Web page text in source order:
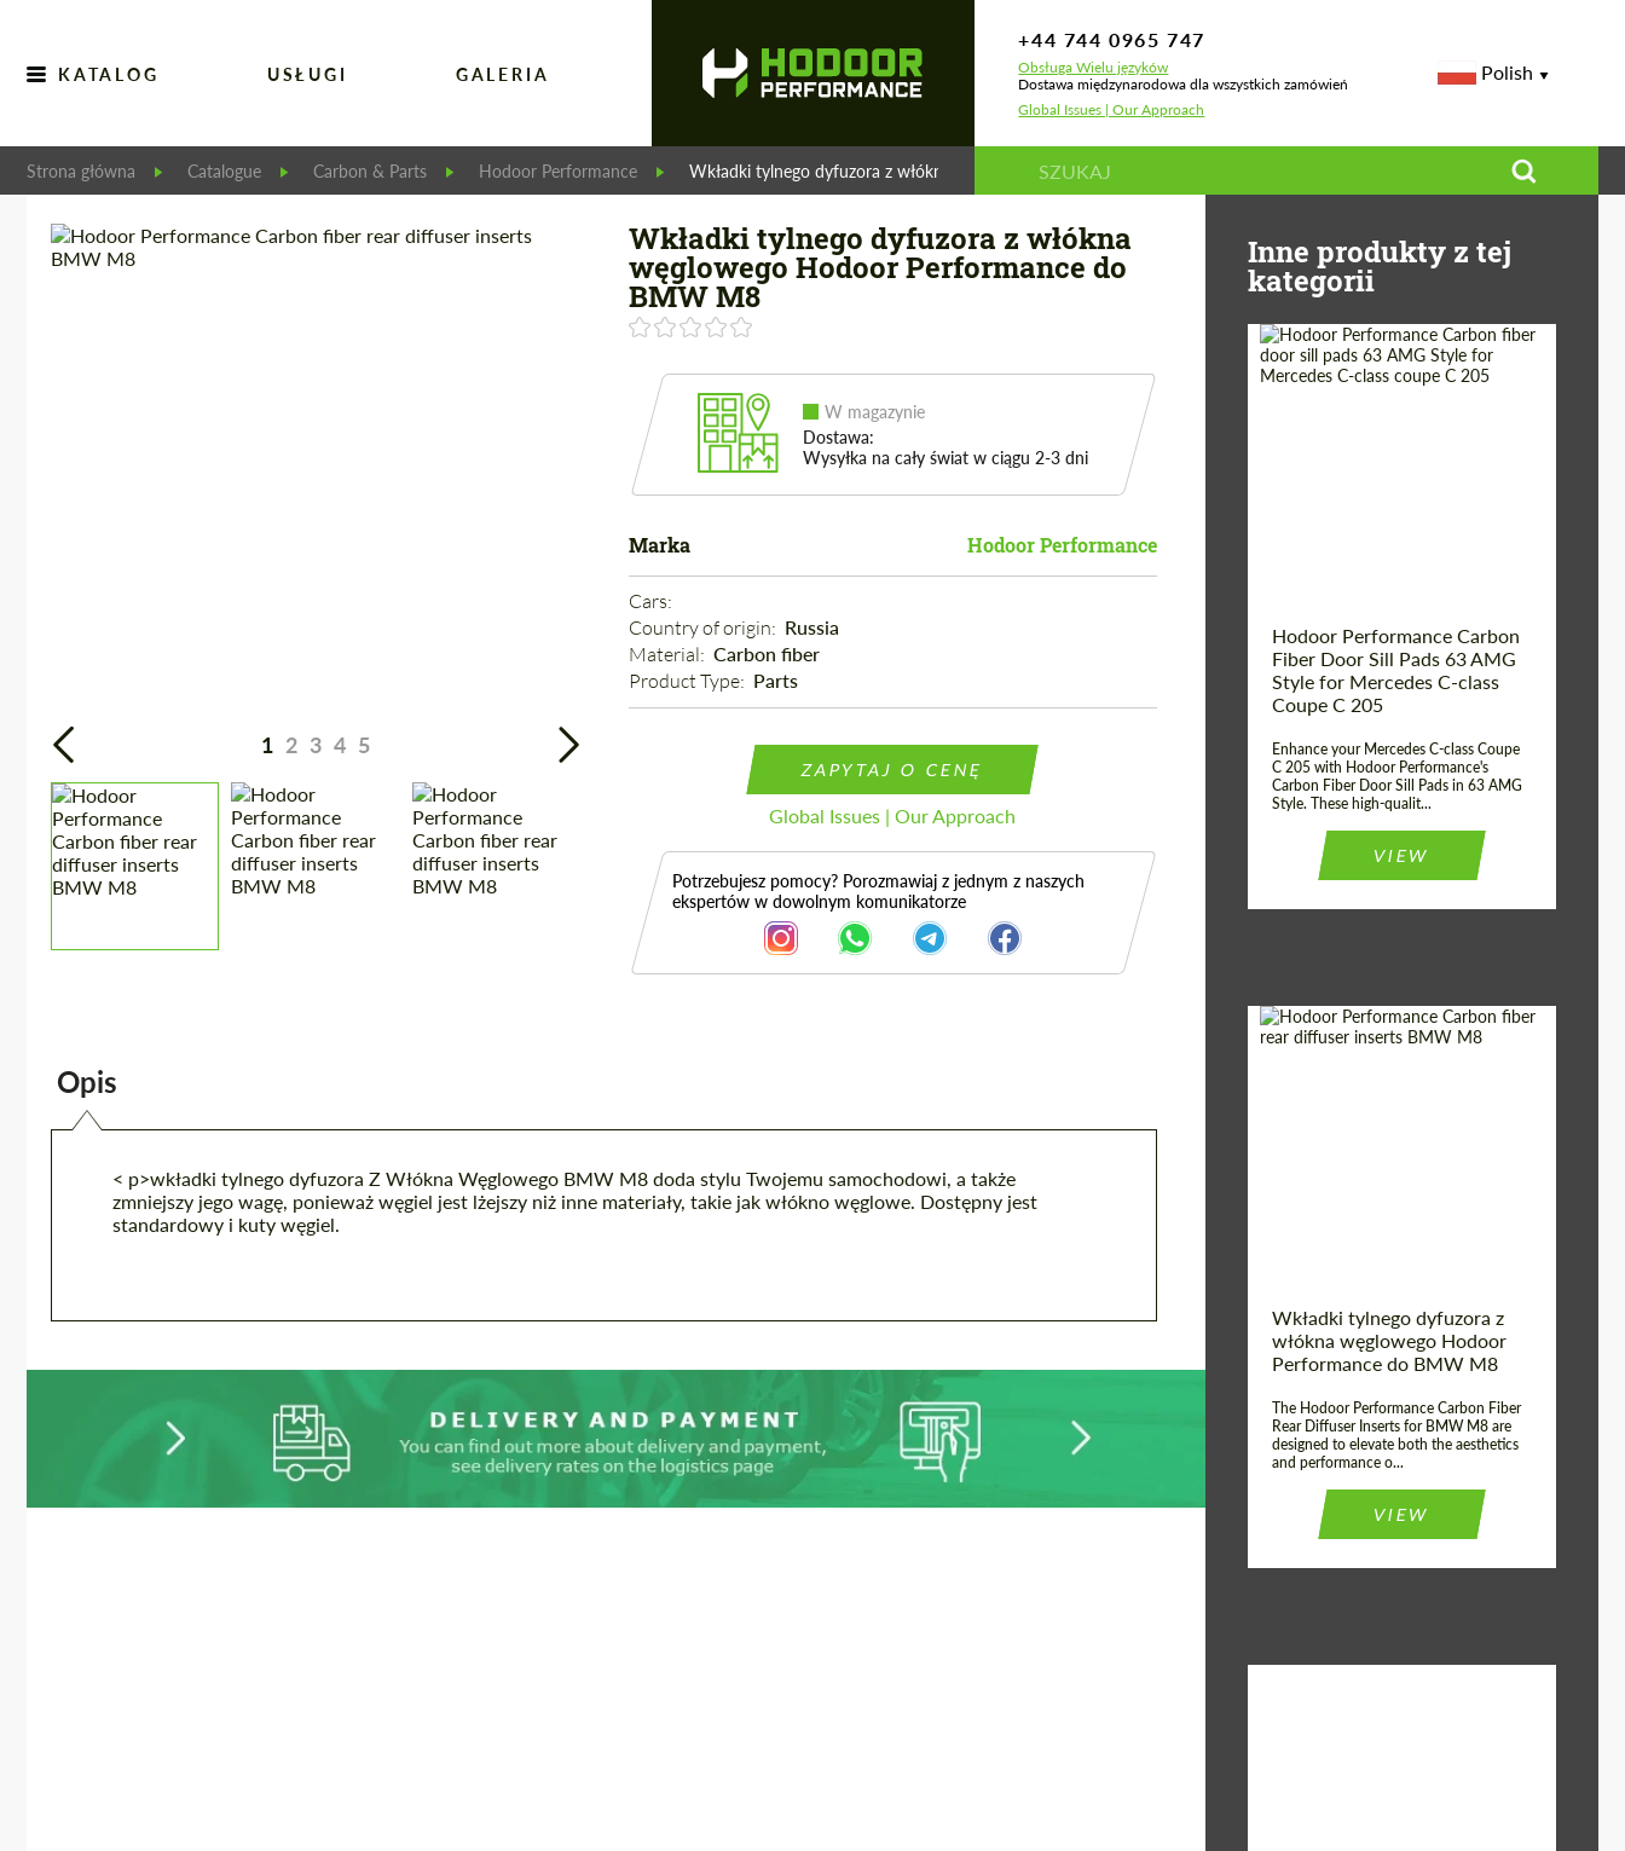
KATALOG USŁUGI GALERIA
+44 744 0965 747
Obsługa Wielu języków
Dostawa międzynarodowa dla wszystkich zamówień
Global Issues | Our Approach
Polish
Strona główna Catalogue Carbon & Parts Hodoor Performance Wkładki tylnego dyfuzora z włókna węglowego Hodoor Performance do BMW M8
1 2 3 4 5
Wkładki tylnego dyfuzora z włókna
węglowego Hodoor Performance do
BMW M8
W magazynie
Dostawa:
Wysyłka na cały świat w ciągu 2-3 dni
Marka Hodoor Performance
Cars:
Country of origin: Russia
Material: Carbon fiber
Product Type: Parts
ZAPYTAJ O CENĘ
Global Issues | Our Approach
Potrzebujesz pomocy? Porozmawiaj z jednym z naszych
ekspertów w dowolnym komunikatorze
Opis
< p>wkładki tylnego dyfuzora Z Włókna Węglowego BMW M8 doda stylu Twojemu samochodowi, a także
zmniejszy jego wagę, ponieważ węgiel jest lżejszy niż inne materiały, takie jak włókno węglowe. Dostępny jest
standardowy i kuty węgiel.
Inne produkty z tej
kategorii
Hodoor Performance Carbon
Fiber Door Sill Pads 63 AMG
Style for Mercedes C-class
Coupe C 205
Enhance your Mercedes C-class Coupe
C 205 with Hodoor Performance's
Carbon Fiber Door Sill Pads in 63 AMG
Style. These high-qualit...
VIEW
Wkładki tylnego dyfuzora z
włókna węglowego Hodoor
Performance do BMW M8
The Hodoor Performance Carbon Fiber
Rear Diffuser Inserts for BMW M8 are
designed to elevate both the aesthetics
and performance o...
VIEW